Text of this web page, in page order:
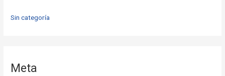
Sin categoría
Meta